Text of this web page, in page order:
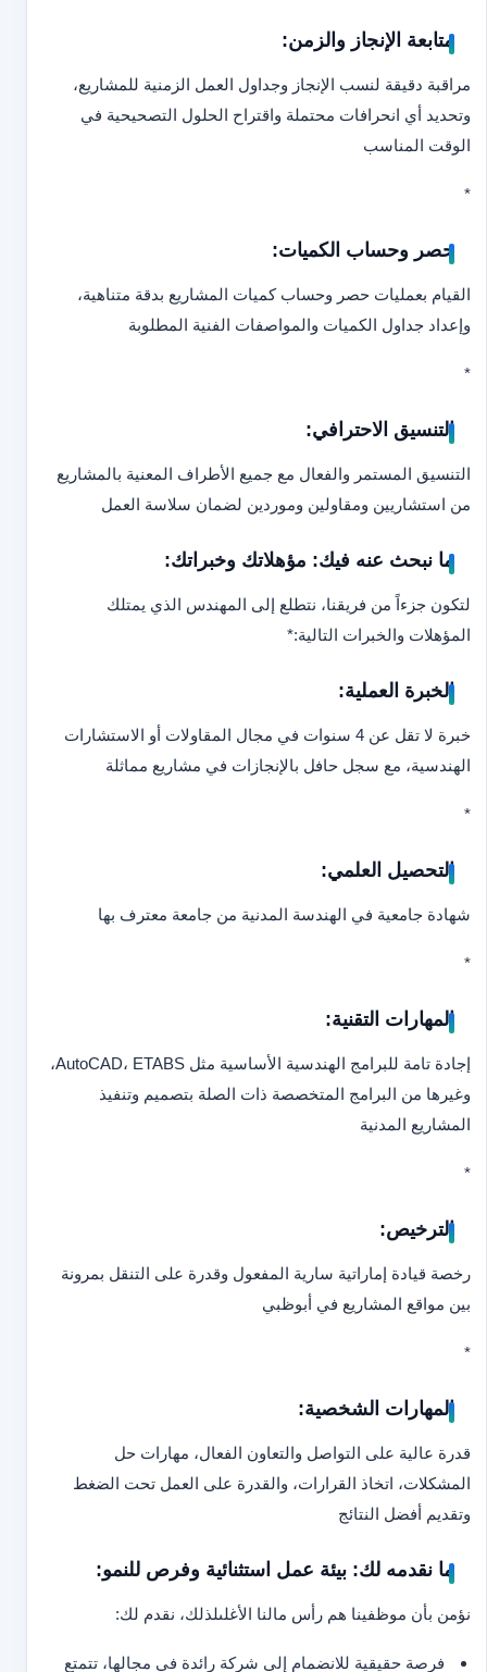
متابعة الإنجاز والزمن:
مراقبة دقيقة لنسب الإنجاز وجداول العمل الزمنية للمشاريع،
وتحديد أي انحرافات محتملة واقتراح الحلول التصحيحية في
الوقت المناسب
*
حصر وحساب الكميات:
القيام بعمليات حصر وحساب كميات المشاريع بدقة متناهية،
وإعداد جداول الكميات والمواصفات الفنية المطلوبة
*
التنسيق الاحترافي:
التنسيق المستمر والفعال مع جميع الأطراف المعنية بالمشاريع
من استشاريين ومقاولين وموردين لضمان سلاسة العمل
ما نبحث عنه فيك: مؤهلاتك وخبراتك:
لتكون جزءاً من فريقنا، نتطلع إلى المهندس الذي يمتلك
المؤهلات والخبرات التالية:*
الخبرة العملية:
خبرة لا تقل عن 4 سنوات في مجال المقاولات أو الاستشارات
الهندسية، مع سجل حافل بالإنجازات في مشاريع مماثلة
*
التحصيل العلمي:
شهادة جامعية في الهندسة المدنية من جامعة معترف بها
*
المهارات التقنية:
إجادة تامة للبرامج الهندسية الأساسية مثل AutoCAD، ETABS،
وغيرها من البرامج المتخصصة ذات الصلة بتصميم وتنفيذ
المشاريع المدنية
*
الترخيص:
رخصة قيادة إماراتية سارية المفعول وقدرة على التنقل بمرونة
بين مواقع المشاريع في أبوظبي
*
المهارات الشخصية:
قدرة عالية على التواصل والتعاون الفعال، مهارات حل
المشكلات، اتخاذ القرارات، والقدرة على العمل تحت الضغط
وتقديم أفضل النتائج
ما نقدمه لك: بيئة عمل استثنائية وفرص للنمو:
نؤمن بأن موظفينا هم رأس مالنا الأغلىلذلك، نقدم لك:
فرصة حقيقية للانضمام إلى شركة رائدة في مجالها، تتمتع